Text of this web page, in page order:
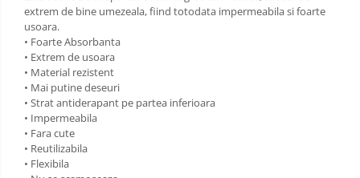
Manusi latex
Manusi neopren
Manusi nitril
Manusi piele
Manusi PVC
Manusi textil
extrem de bine umezeala, fiind totodata impermeabila si foarte
usoara.
• Foarte Absorbanta
• Extrem de usoara
• Material rezistent
• Mai putine deseuri
• Strat antiderapant pe partea inferioara
• Impermeabila
• Fara cute
• Reutilizabila
• Flexibila